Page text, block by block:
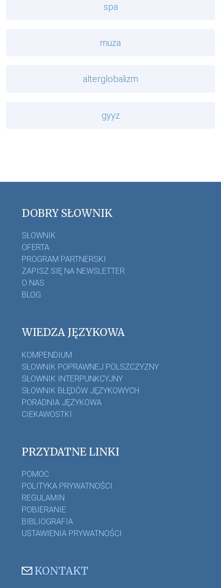
spa
muza
alterglobalizm
gyyz
DOBRY SŁOWNIK
SŁOWNIK
OFERTA
PROGRAM PARTNERSKI
ZAPISZ SIĘ NA NEWSLETTER
O NAS
BLOG
WIEDZA JĘZYKOWA
KOMPENDIUM
SŁOWNIK POPRAWNEJ POLSZCZYZNY
SŁOWNIK INTERPUNKCYJNY
SŁOWNIK BŁĘDÓW JĘZYKOWYCH
PORADNIA JĘZYKOWA
CIEKAWOSTKI
PRZYDATNE LINKI
POMOC
POLITYKA PRYWATNOŚCI
REGULAMIN
POBIERANIE
BIBLIOGRAFIA
USTAWIENIA PRYWATNOŚCI
KONTAKT